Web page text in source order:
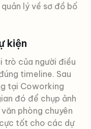
lý về sơ đồ bố
kiện
trò của người điều
timeline. Sau
tại Coworking
đó để chụp ảnh
phòng chuyên
tốt cho các dự